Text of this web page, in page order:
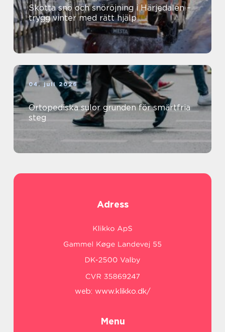
Skotta snö och snöröjning i Härjedalen –
trygg vinter med rätt hjälp
04. juli 2026
Ortopediska sulor grunden för smärtfria
steg
Adress
web: www.klikko.dk/
Menu